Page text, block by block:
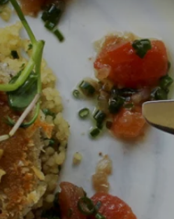
RESTAURANT DE VANENBURG
BRASSERIE DE HOEVE
CULINAIR GENIETEN ARRANGEMENT
KAMERS
ARRANGEMENTEN
ALLES OP ÉÉN LOCATIE
TROUWZALEN
VOORBEELDOFFERTE
BRUIDSSUITE
TROUWLOCATIE ROUTE
ARRANGEMENTEN
ACTIVITEITEN
CONGRES OF CONFERENTIE
EVENEMENT
VERGADERING
VERGADEREN MET OVERNACHTING
JUBILEUM
FEEST
CONCERT
GROEPSDINER
OVER KASTEEL DE VANENBURG
GESCHIEDENIS